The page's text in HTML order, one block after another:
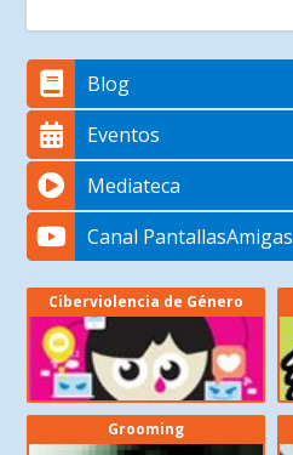
Blog
Eventos
Mediateca
Canal PantallasAmigas
Ciberviolencia de Género
Grooming